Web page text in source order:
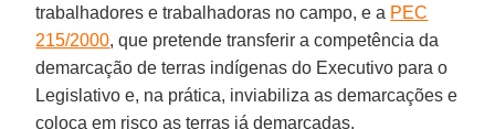
trabalhadores e trabalhadoras no campo, e a PEC
215/2000, que pretende transferir a competência da
demarcação de terras indígenas do Executivo para o
Legislativo e, na prática, inviabiliza as demarcações e
coloca em risco as terras já demarcadas.